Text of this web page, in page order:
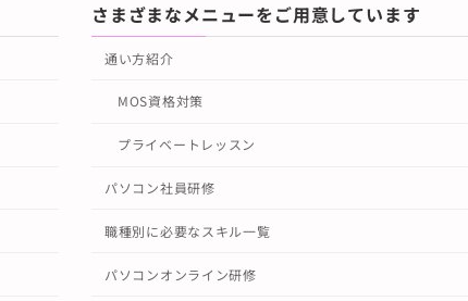
さまざまなメニューをご用意しています
通い方紹介
MOS資格対策
プライベートレッスン
パソコン社員研修
職種別に必要なスキル一覧
パソコンオンライン研修